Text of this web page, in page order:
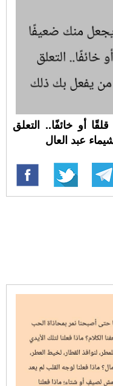
أو خائفًا.. التعلق
عبد العال